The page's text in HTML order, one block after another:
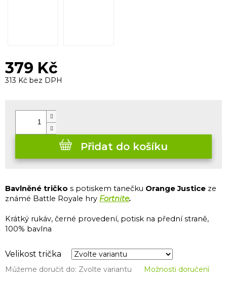
379 Kč
313 Kč bez DPH
Velikost trička
Můžeme doručit do: Zvolte variantu Možnosti doručení
Přidat do košíku
Bavlněné tričko s potiskem tanečku Orange Justice ze
známé Battle Royale hry Fortnite.
Krátký rukáv, černé provedení, potisk na přední straně,
100% bavlna